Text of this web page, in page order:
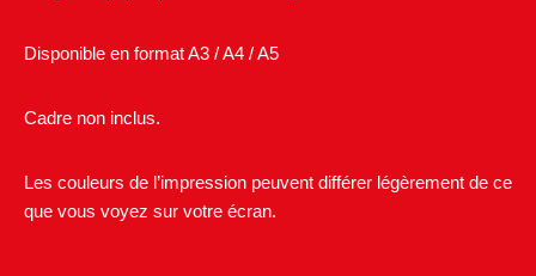
Disponible en format A3 / A4 / A5
Cadre non inclus.
Les couleurs de l’impression peuvent différer légèrement de ce
que vous voyez sur votre écran.